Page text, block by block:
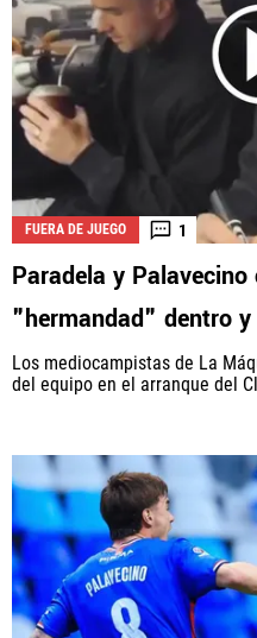
FUERA DE JUEGO 1
Paradela y
"hermandad" dentro
Los mediocampistas de La
del equipo en el arranque del